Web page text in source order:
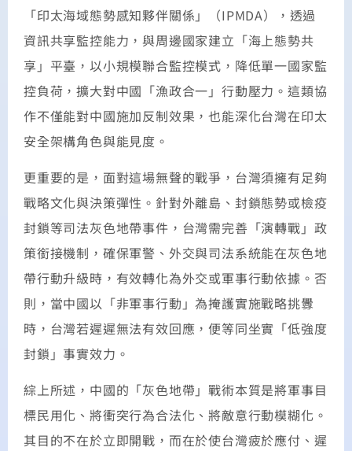
「印太海域態勢感知夥伴關係」（IPMDA），透過
資訊共享監控能力，與周邊國家建立「海上態勢共
享」平臺，以小規模聯合監控模式，降低單一國家監
控負荷，擴大對中國「漁政合一」行動壓力。這類協
作不僅能對中國施加反制效果，也能深化台灣在印太
安全架構角色與能見度。
更重要的是，面對這場無聲的戰爭，台灣須擁有足夠
戰略文化與決策彈性。針對外離島、封鎖態勢或檢疫
封鎖等司法灰色地帶事件，台灣需完善「演轉戰」政
策銜接機制，確保軍警、外交與司法系統能在灰色地
帶行動升級時，有效轉化為外交或軍事行動依據。否
則，當中國以「非軍事行動」為掩護實施戰略挑釁
時，台灣若遲遲無法有效回應，便等同坐實「低強度
封鎖」事實效力。
綜上所述，中國的「灰色地帶」戰術本質是將軍事目
標民用化、將衝突行為合法化、將敵意行動模糊化。
其目的不在於立即開戰，而在於使台灣疲於應付、遲